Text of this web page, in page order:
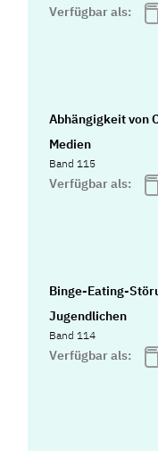
Verfügbar als:
Abhängigkeit von
Medien
Band 115
Verfügbar als:
Binge-Eating-
Jugendlichen
Band 114
Verfügbar als: